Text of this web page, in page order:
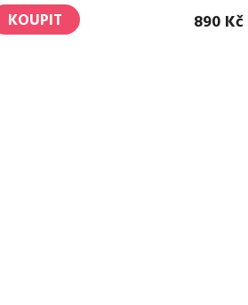
KOUPIT 890 Kč